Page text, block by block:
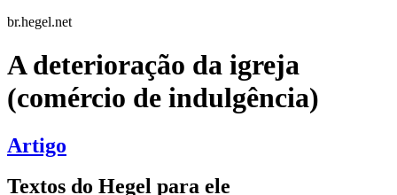
br.hegel.net
A deterioração da igreja
(comércio de indulgência)
Artigo
Textos do Hegel para ele